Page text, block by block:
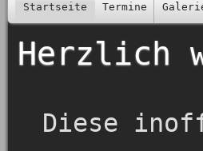
Startseite Termine
Herzlich
Diese